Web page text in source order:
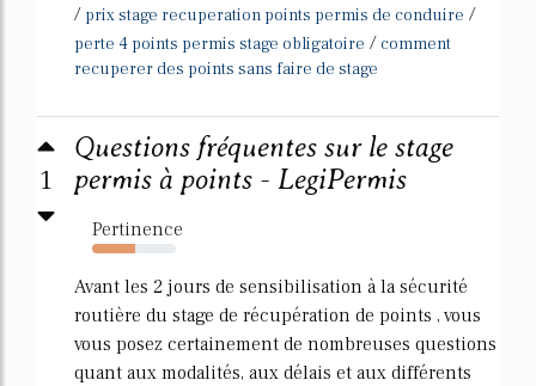
/ prix stage recuperation points permis de conduire /
perte 4 points permis stage obligatoire / comment
recuperer des points sans faire de stage
1
Questions fréquentes sur le stage
permis à points - LegiPermis
Pertinence
52%
Avant les 2 jours de sensibilisation à la sécurité
routière du stage de récupération de points , vous
vous posez certainement de nombreuses questions
quant aux modalités, aux délais et aux différents